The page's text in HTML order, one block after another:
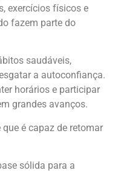
exercícios físicos e
fazem parte do
saudáveis,
a autoconfiança.
horários e participar
grandes avanços.
é capaz de retomar
sólida para a